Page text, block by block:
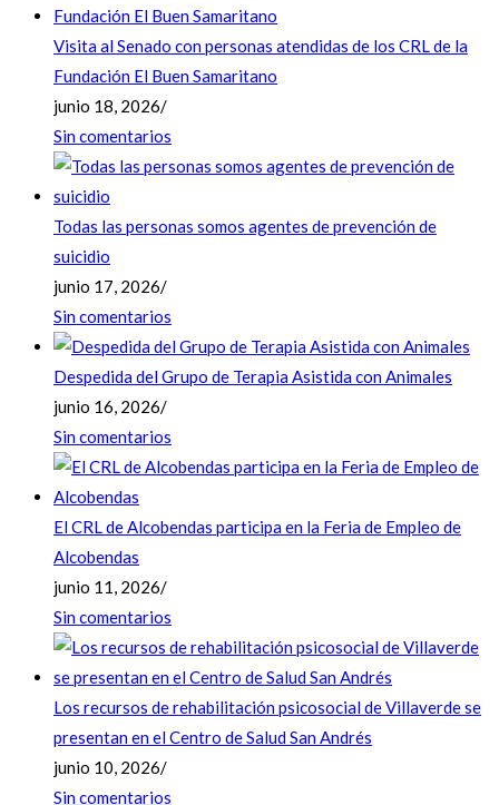
Visita al Senado con personas atendidas de los CRL de la
Fundación El Buen Samaritano
junio 18, 2026/
Sin comentarios
Todas las personas somos agentes de prevención de
suicidio
junio 17, 2026/
Sin comentarios
Despedida del Grupo de Terapia Asistida con Animales
junio 16, 2026/
Sin comentarios
El CRL de Alcobendas participa en la Feria de Empleo de
Alcobendas
junio 11, 2026/
Sin comentarios
Los recursos de rehabilitación psicosocial de Villaverde se
presentan en el Centro de Salud San Andrés
junio 10, 2026/
Sin comentarios